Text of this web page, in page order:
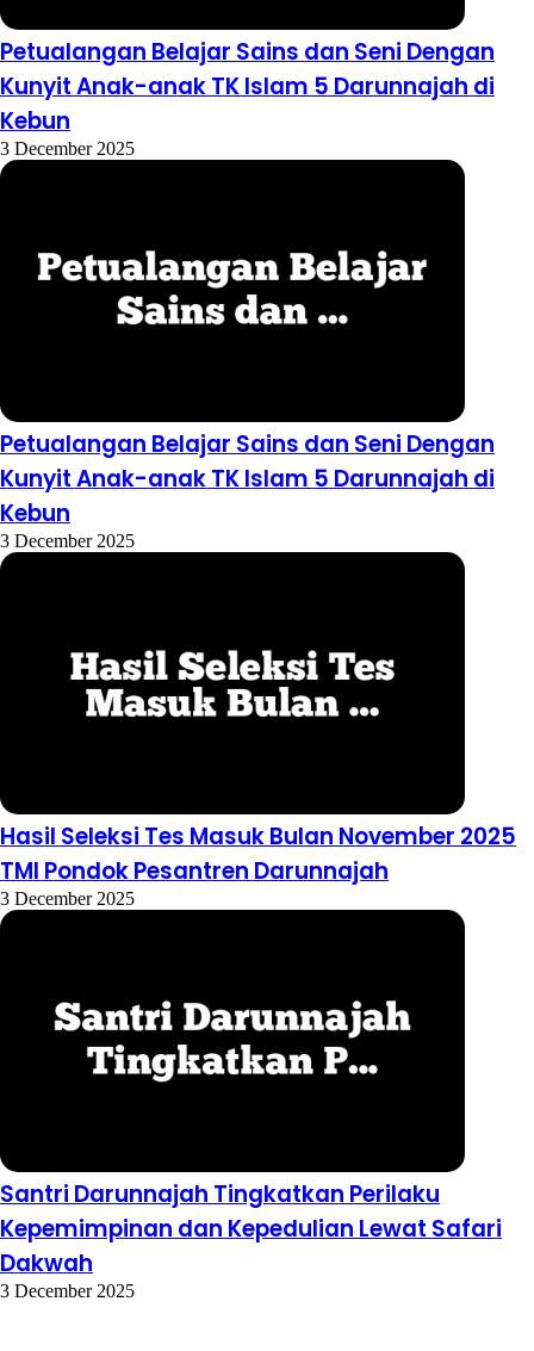
Petualangan Belajar Sains dan Seni Dengan
Kunyit Anak-anak TK Islam 5 Darunnajah di
Kebun
3 December 2025
Petualangan Belajar Sains dan Seni Dengan
Kunyit Anak-anak TK Islam 5 Darunnajah di
Kebun
3 December 2025
Hasil Seleksi Tes Masuk Bulan November 2025
TMI Pondok Pesantren Darunnajah
3 December 2025
Santri Darunnajah Tingkatkan Perilaku
Kepemimpinan dan Kepedulian Lewat Safari
Dakwah
3 December 2025